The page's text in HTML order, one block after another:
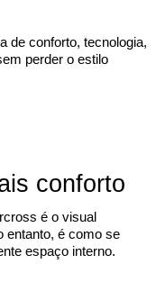
de conforto, tecnologia,
perder o estilo
conforto
é o visual
entanto, é como se
espaço interno.